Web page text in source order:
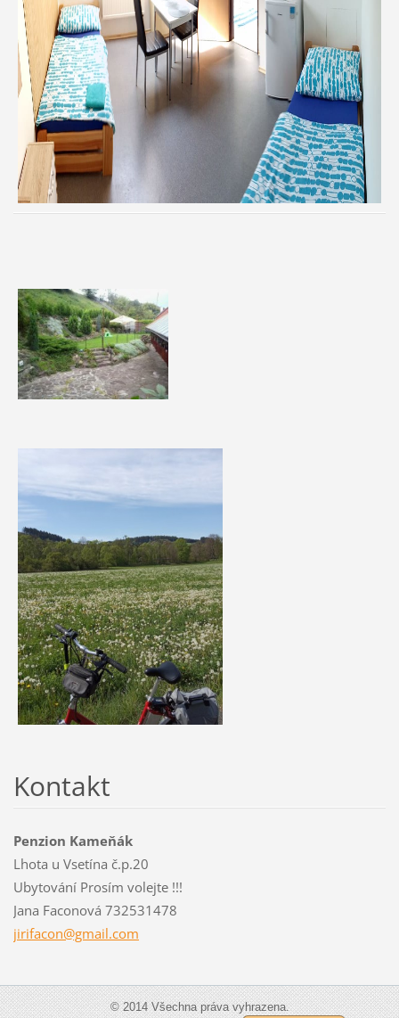
Kontakt
Penzion Kameňák
Lhota u Vsetína č.p.20
Ubytování Prosím volejte !!!
Jana Faconová 732531478
jirifacon@gmail.com
© 2014 Všechna práva vyhrazena.